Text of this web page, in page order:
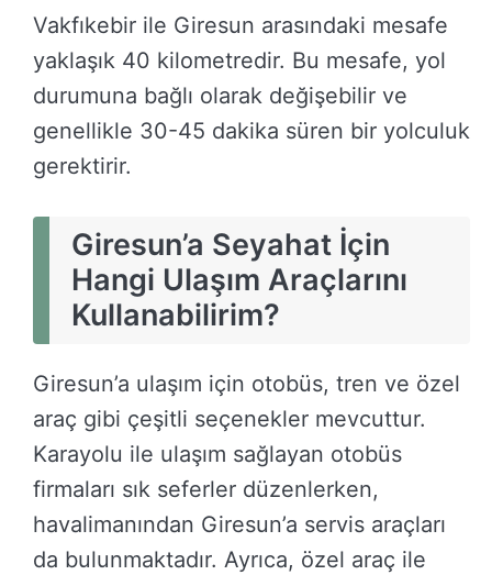
Vakfıkebir ile Giresun arasındaki mesafe
yaklaşık 40 kilometredir. Bu mesafe, yol
durumuna bağlı olarak değişebilir ve
genellikle 30-45 dakika süren bir yolculuk
gerektirir.
Giresun’a Seyahat İçin
Hangi Ulaşım Araçlarını
Kullanabilirim?
Giresun’a ulaşım için otobüs, tren ve özel
araç gibi çeşitli seçenekler mevcuttur.
Karayolu ile ulaşım sağlayan otobüs
firmaları sık seferler düzenlerken,
havalimanından Giresun’a servis araçları
da bulunmaktadır. Ayrıca, özel araç ile